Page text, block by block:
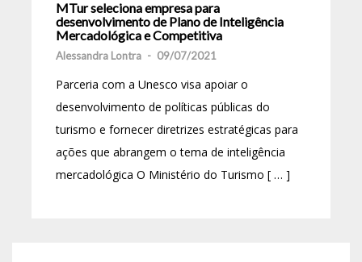
MTur seleciona empresa para
desenvolvimento de Plano de Inteligência
Mercadológica e Competitiva
Alessandra Lontra - 09/07/2021
Parceria com a Unesco visa apoiar o
desenvolvimento de políticas públicas do
turismo e fornecer diretrizes estratégicas para
ações que abrangem o tema de inteligência
mercadológica O Ministério do Turismo [ … ]